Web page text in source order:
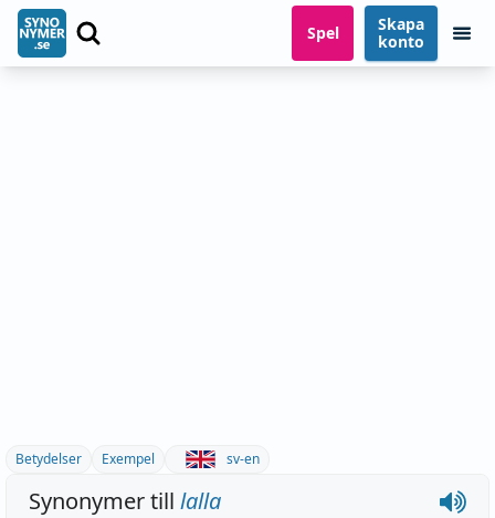
Spel
Skapa
konto
Betydelser Exempel sv-en
Synonymer till lalla